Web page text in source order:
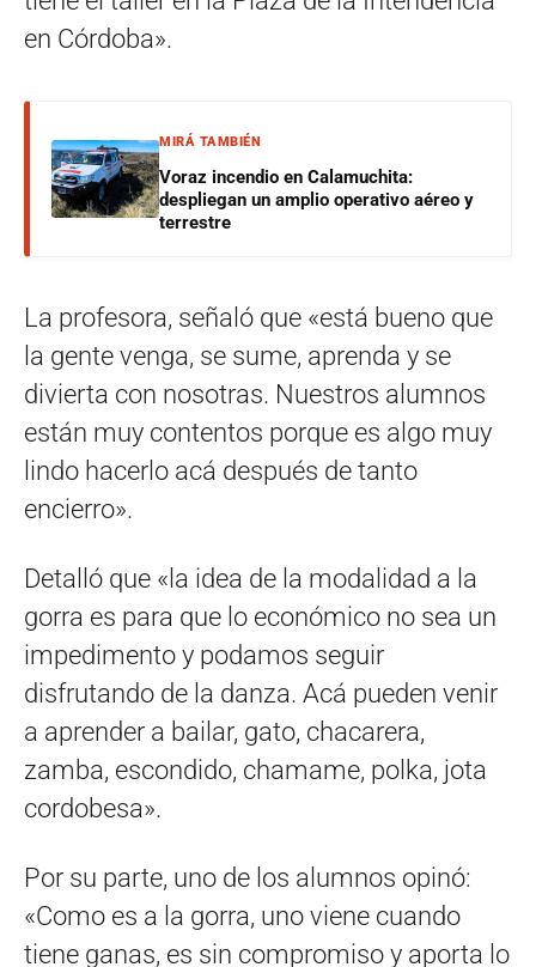
en Córdoba».
MIRÁ TAMBIÉN
Voraz incendio en Calamuchita:
despliegan un amplio operativo aéreo y
terrestre
La profesora, señaló que «está bueno que
la gente venga, se sume, aprenda y se
divierta con nosotras. Nuestros alumnos
están muy contentos porque es algo muy
lindo hacerlo acá después de tanto
encierro».
Detalló que «la idea de la modalidad a la
gorra es para que lo económico no sea un
impedimento y podamos seguir
disfrutando de la danza. Acá pueden venir
a aprender a bailar, gato, chacarera,
zamba, escondido, chamame, polka, jota
cordobesa».
Por su parte, uno de los alumnos opinó:
«Como es a la gorra, uno viene cuando
tiene ganas, es sin compromiso y aporta lo